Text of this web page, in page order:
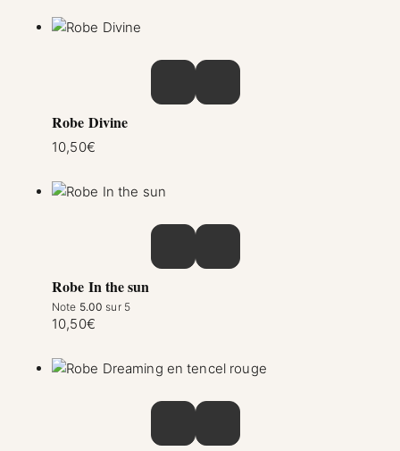
Robe Divine
10,50€
Robe In the sun
Note 5.00 sur 5
10,50€